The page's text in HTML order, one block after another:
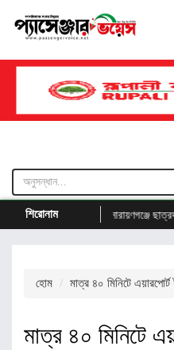
শিরোনামনারায়ণগঞ্জে ছাত্রদল-শিবির
হোম মাত্র ৪০ মিনিটে এয়ারপোর্ট
মাত্র ৪০ মিনিটে